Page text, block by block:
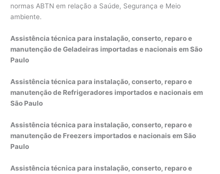
normas ABTN em relação a Saúde, Segurança e Meio
ambiente.
Assistência técnica para instalação, conserto, reparo e
manutenção de Geladeiras importadas e nacionais em São
Paulo
Assistência técnica para instalação, conserto, reparo e
manutenção de Refrigeradores importados e nacionais em
São Paulo
Assistência técnica para instalação, conserto, reparo e
manutenção de Freezers importados e nacionais em São
Paulo
Assistência técnica para instalação, conserto, reparo e